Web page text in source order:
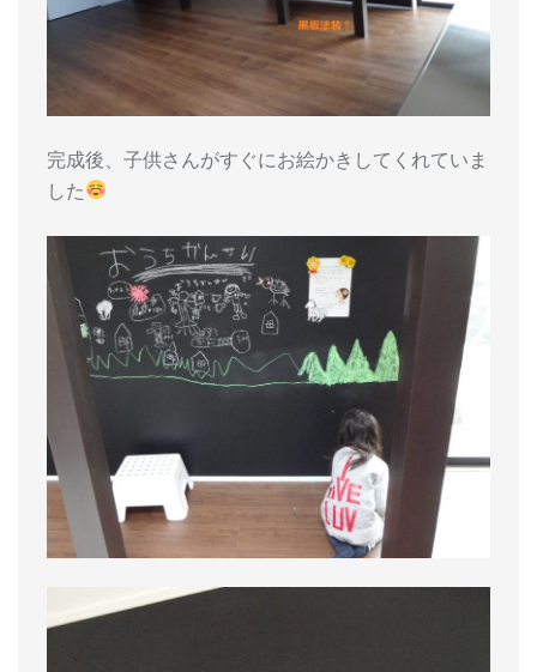
完成後、子供さんがすぐにお絵かきしてくれていま
した